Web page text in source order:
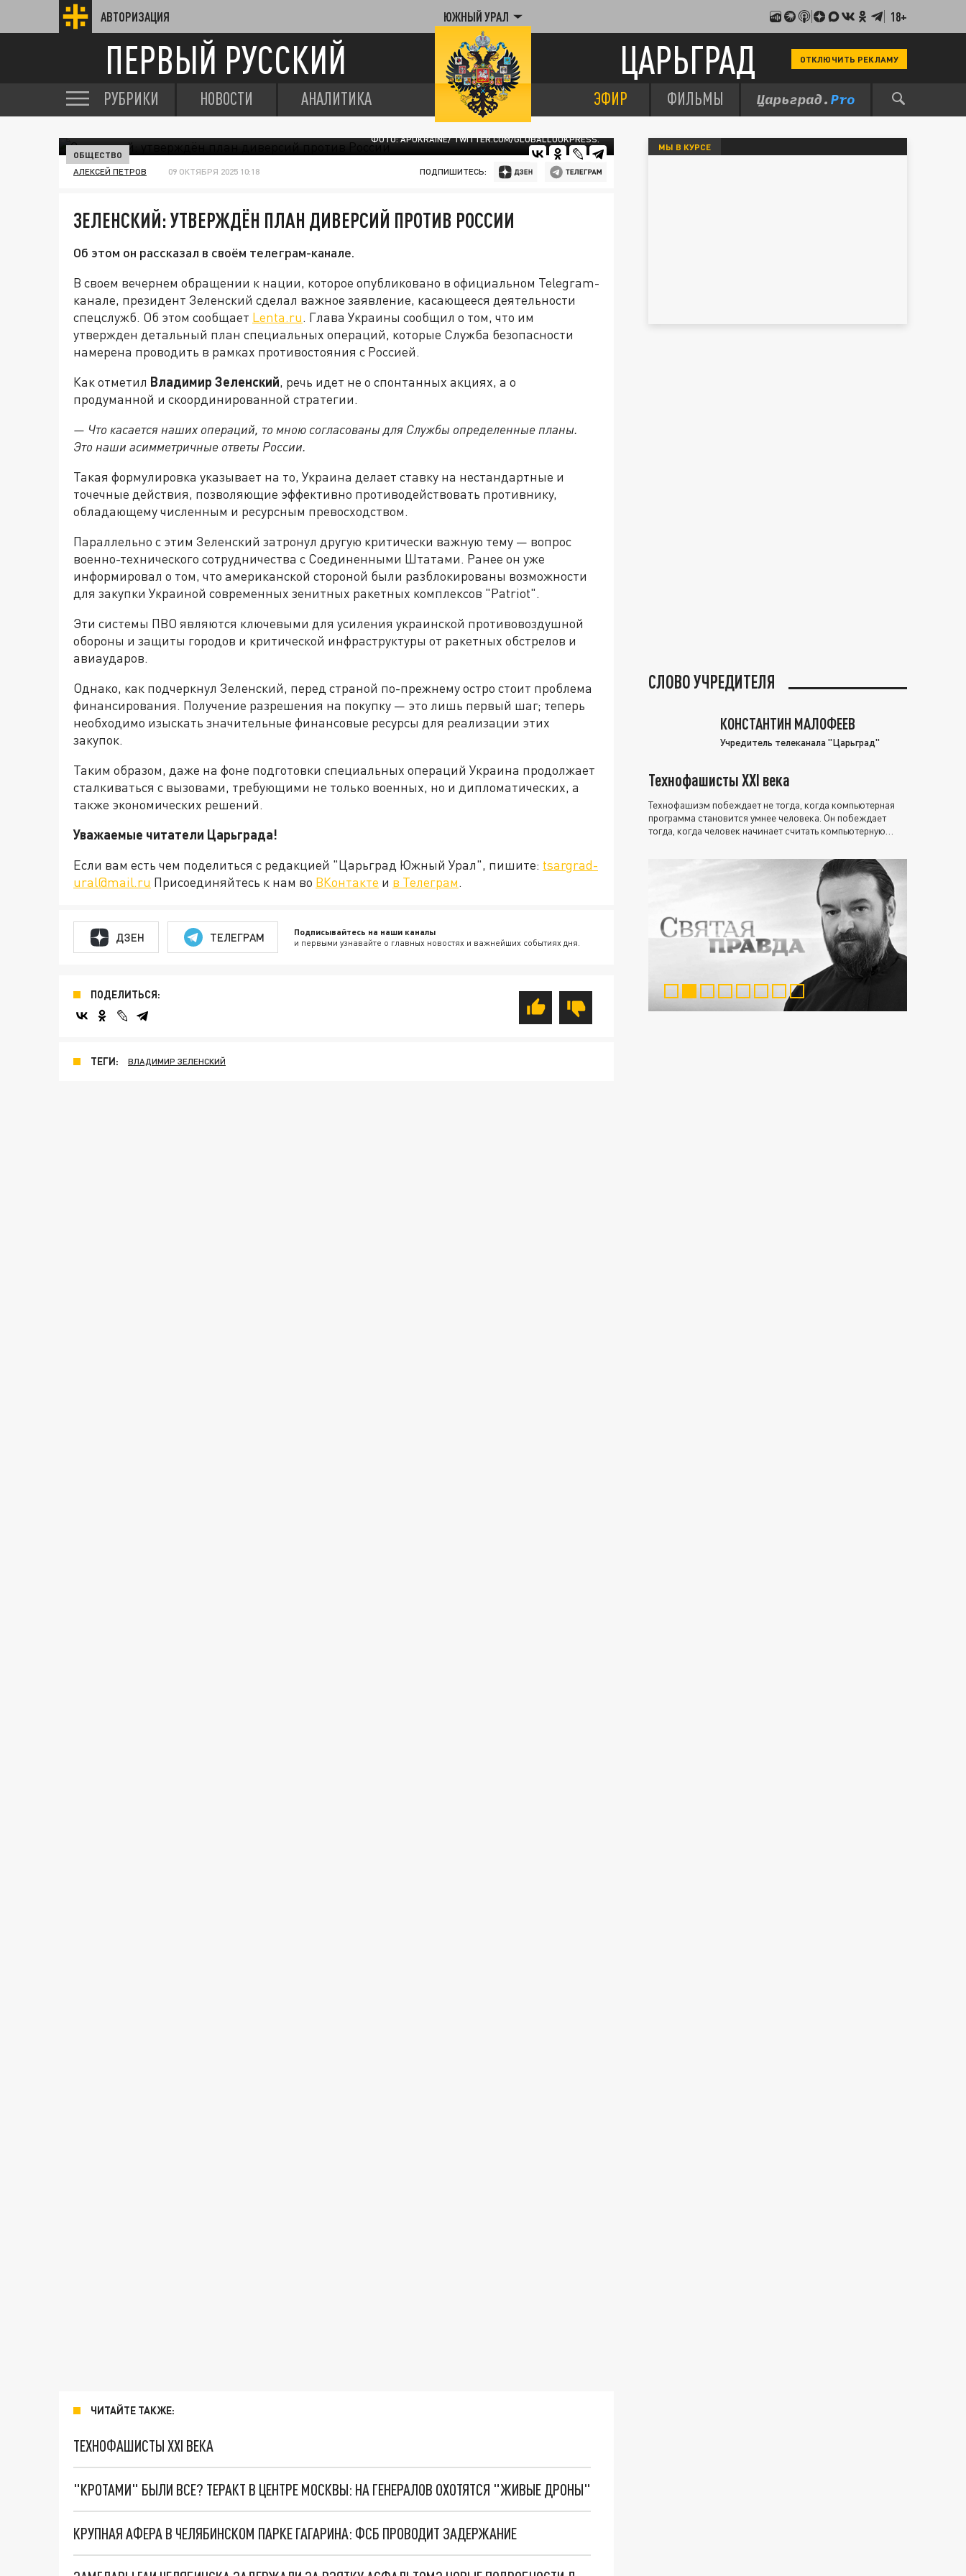
АВТОРИЗАЦИЯ ЮЖНЫЙ УРАЛ 18+
ПЕРВЫЙ РУССКИЙ ЦАРЬГРАД ОТКЛЮЧИТЬ РЕКЛАМУ
РУБРИКИ НОВОСТИ АНАЛИТИКА ЭФИР ФИЛЬМЫ
ФОТО: APUKRAINE/ TWITTER.COM/GLOBALLOOKPRESS.
ОБЩЕСТВО
АЛЕКСЕЙ ПЕТРОВ 09 ОКТЯБРЯ 2025 10:18 ПОДПИШИТЕСЬ:
ЗЕЛЕНСКИЙ: УТВЕРЖДЁН ПЛАН ДИВЕРСИЙ ПРОТИВ РОССИИ
Об этом он рассказал в своём телеграм-канале.
В своем вечернем обращении к нации, которое опубликовано в официальном Telegram-
канале, президент Зеленский сделал важное заявление, касающееся деятельности
спецслужб. Об этом сообщает Lenta.ru. Глава Украины сообщил о том, что им
утвержден детальный план специальных операций, которые Служба безопасности
намерена проводить в рамках противостояния с Россией.
Как отметил Владимир Зеленский, речь идет не о спонтанных акциях, а о
продуманной и скоординированной стратегии.
— Что касается наших операций, то мною согласованы для Службы определенные планы.
Это наши асимметричные ответы России.
Такая формулировка указывает на то, Украина делает ставку на нестандартные и
точечные действия, позволяющие эффективно противодействовать противнику,
обладающему численным и ресурсным превосходством.
Параллельно с этим Зеленский затронул другую критически важную тему — вопрос
военно-технического сотрудничества с Соединенными Штатами. Ранее он уже
информировал о том, что американской стороной были разблокированы возможности
для закупки Украиной современных зенитных ракетных комплексов "Patriot".
Эти системы ПВО являются ключевыми для усиления украинской противовоздушной
обороны и защиты городов и критической инфраструктуры от ракетных обстрелов и
авиаударов.
Однако, как подчеркнул Зеленский, перед страной по-прежнему остро стоит проблема
финансирования. Получение разрешения на покупку — это лишь первый шаг; теперь
необходимо изыскать значительные финансовые ресурсы для реализации этих
закупок.
Таким образом, даже на фоне подготовки специальных операций Украина продолжает
сталкиваться с вызовами, требующими не только военных, но и дипломатических, а
также экономических решений.
Уважаемые читатели Царьграда!
Если вам есть чем поделиться с редакцией "Царьград Южный Урал", пишите: tsargrad-
ural@mail.ru Присоединяйтесь к нам во ВКонтакте и в Телеграм.
ДЗЕН ТЕЛЕГРАМ Подписывайтесь на наши каналы
и первыми узнавайте о главных новостях и важнейших событиях дня.
ПОДЕЛИТЬСЯ:
ТЕГИ: ВЛАДИМИР ЗЕЛЕНСКИЙ
ЧИТАЙТЕ ТАКЖЕ:
ТЕХНОФАШИСТЫ XXI ВЕКА
"КРОТАМИ" БЫЛИ ВСЕ? ТЕРАКТ В ЦЕНТРЕ МОСКВЫ: НА ГЕНЕРАЛОВ ОХОТЯТСЯ "ЖИВЫЕ ДРОНЫ"
КРУПНАЯ АФЕРА В ЧЕЛЯБИНСКОМ ПАРКЕ ГАГАРИНА: ФСБ ПРОВОДИТ ЗАДЕРЖАНИЕ
МЫ В КУРСЕ
СЛОВО УЧРЕДИТЕЛЯ
КОНСТАНТИН МАЛОФЕЕВ
Учредитель телеканала "Царьград"
Технофашисты XXI века
Технофашизм побеждает не тогда, когда компьютерная
программа становится умнее человека. Он побеждает
тогда, когда человек начинает считать компьютерную